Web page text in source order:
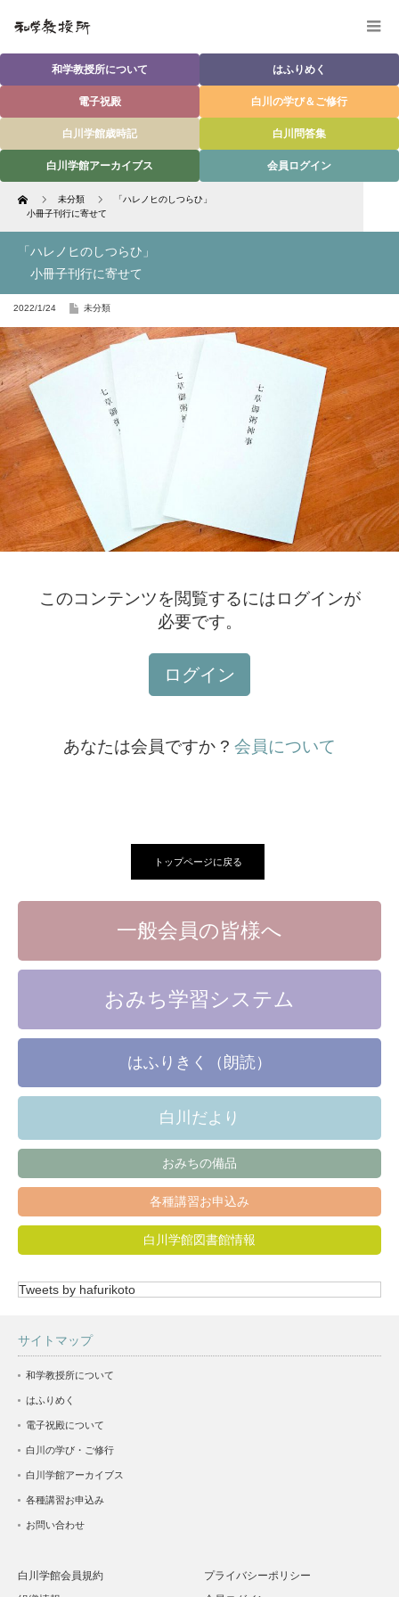
和学教授所について はふりめく
電子祝殿 白川の学び＆ご修行
白川学館歳時記 白川問答集
白川学館アーカイブス 会員ログイン
Home 未分類
「ハレノヒのしつらひ」
小冊子刊行に寄せて
「ハレノヒのしつらひ」
小冊子刊行に寄せて
2022/1/24 未分類
このコンテンツを閲覧するにはログインが
必要です。
ログイン
あなたは会員ですか ? 会員について
トップページに戻る
一般会員の皆様へ
おみち学習システム
はふりきく（朗読）
白川だより
おみちの備品
各種講習お申込み
白川学館図書館情報
Tweets by hafurikoto
サイトマップ
和学教授所について
はふりめく
電子祝殿について
白川の学び・ご修行
白川学館アーカイブス
各種講習お申込み
お問い合わせ
白川学館会員規約
プライバシーポリシー